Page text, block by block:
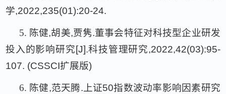
学,2022,235(01):20-24.
5. 陈健,胡美,贾隽.董事会特征对科技型企业研发
投入的影响研究 [J].科技管理研究,2022,42(03):95-
107. (CSSCI扩展版)
6. 陈健,范天腾. 上证50指数波动率影响因素研究